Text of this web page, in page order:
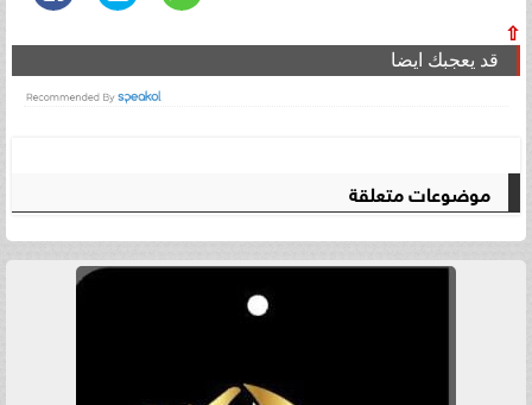
⇧
قد يعجبك ايضا
موضوعات متعلقة